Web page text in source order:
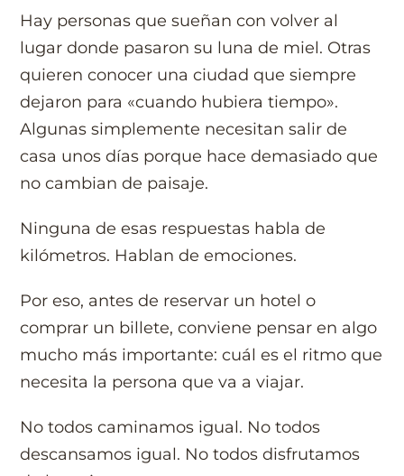
Hay personas que sueñan con volver al
lugar donde pasaron su luna de miel. Otras
quieren conocer una ciudad que siempre
dejaron para «cuando hubiera tiempo».
Algunas simplemente necesitan salir de
casa unos días porque hace demasiado que
no cambian de paisaje.
Ninguna de esas respuestas habla de
kilómetros. Hablan de emociones.
Por eso, antes de reservar un hotel o
comprar un billete, conviene pensar en algo
mucho más importante: cuál es el ritmo que
necesita la persona que va a viajar.
No todos caminamos igual. No todos
descansamos igual. No todos disfrutamos